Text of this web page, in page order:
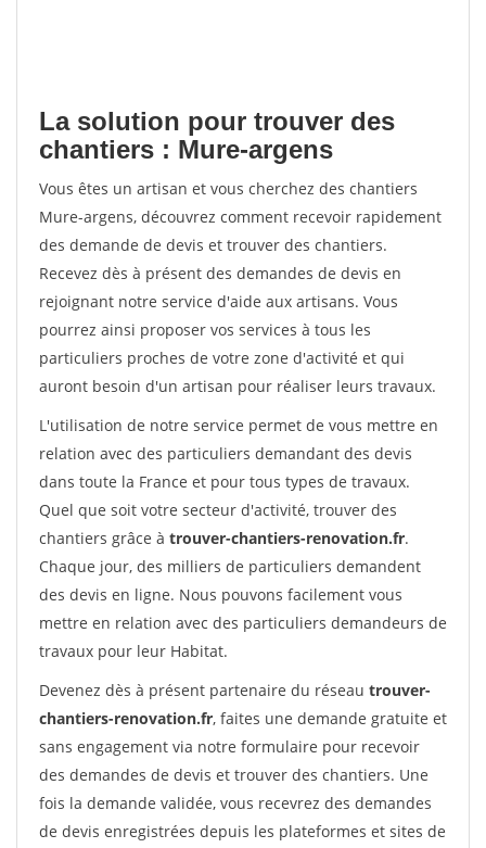
La solution pour trouver des
chantiers : Mure-argens
Vous êtes un artisan et vous cherchez des chantiers
Mure-argens, découvrez comment recevoir rapidement
des demande de devis et trouver des chantiers.
Recevez dès à présent des demandes de devis en
rejoignant notre service d'aide aux artisans. Vous
pourrez ainsi proposer vos services à tous les
particuliers proches de votre zone d'activité et qui
auront besoin d'un artisan pour réaliser leurs travaux.
L'utilisation de notre service permet de vous mettre en
relation avec des particuliers demandant des devis
dans toute la France et pour tous types de travaux.
Quel que soit votre secteur d'activité, trouver des
chantiers grâce à trouver-chantiers-renovation.fr.
Chaque jour, des milliers de particuliers demandent
des devis en ligne. Nous pouvons facilement vous
mettre en relation avec des particuliers demandeurs de
travaux pour leur Habitat.
Devenez dès à présent partenaire du réseau trouver-
chantiers-renovation.fr, faites une demande gratuite et
sans engagement via notre formulaire pour recevoir
des demandes de devis et trouver des chantiers. Une
fois la demande validée, vous recevrez des demandes
de devis enregistrées depuis les plateformes et sites de